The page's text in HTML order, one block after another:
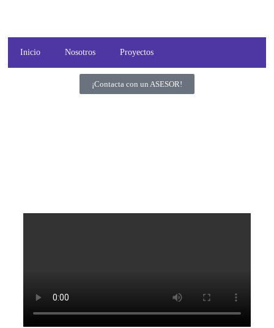
Inicio Nosotros Proyectos
¡Contacta con un ASESOR!